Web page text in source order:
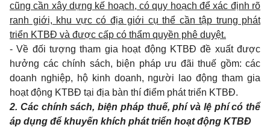
cũng cần xây dựng kế hoạch, có quy hoạch để xác định rõ
ranh giới, khu vực có địa giới cụ thể cần tập trung phát
triển KTBĐ và được cấp có thẩm quyền phê duyệt.
- Về đối tượng tham gia hoạt động KTBĐ đề xuất được
hưởng các chính sách, biện pháp ưu đãi thuế gồm: các
doanh nghiệp, hộ kinh doanh, người lao động tham gia
hoạt động KTBĐ tại địa bàn thí điểm phát triển KTBĐ.
2. Các chính sách, biện pháp thuế, phí và lệ phí có thể
áp dụng để khuyến khích phát triển hoạt động KTBĐ